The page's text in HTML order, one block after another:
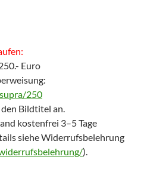
Euro
250
Bildtitel an.
kostenfrei 3–5 Tage
siehe Widerrufsbelehrung
).